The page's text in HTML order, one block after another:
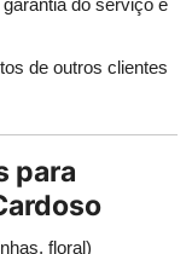
de outros clientes
para
floral)